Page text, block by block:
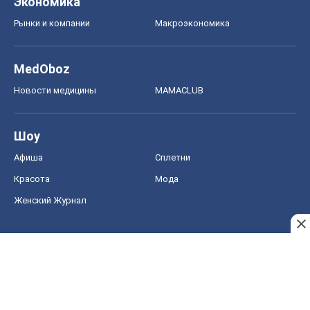
Рынки и компании Mакроэкономика
MedOboz
Новости медицины MAMACLUB
Шоу
Афиша Сплетни
Красота Мода
Женский Журнал